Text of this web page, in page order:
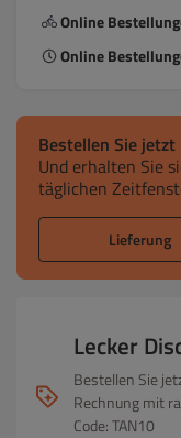
Online
Online
Bestellen Sie
Und erhalten Sie
täglichen
Lieferung
Lecker
Bestellen Sie
Rechnung mit
Code: TAN10